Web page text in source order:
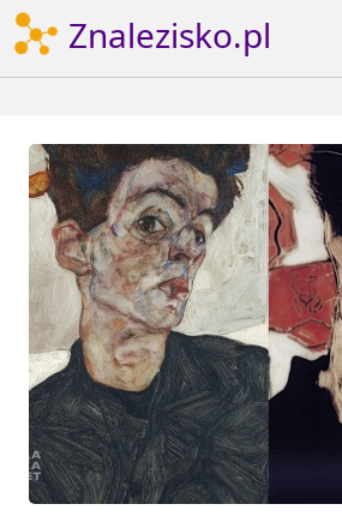
Znalezisko.pl